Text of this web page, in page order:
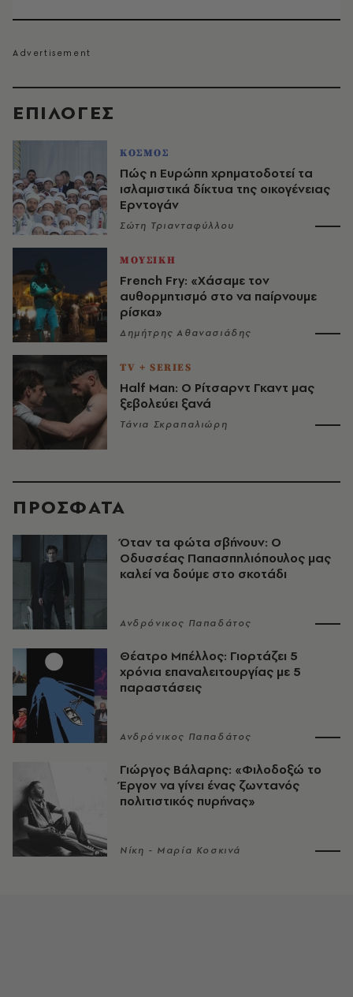
EΠΙΛΟΓΈΣ
ΚΟΣΜΟΣ
Πώς η Ευρώπη χρηματοδοτεί τα
ισλαμιστικά δίκτυα της οικογένειας
Ερντογάν
Σώτη Τριανταφύλλου
ΜΟΥΣΙΚΗ
French Fry: «Χάσαμε τον
αυθορμητισμό στο να παίρνουμε
ρίσκα»
Δημήτρης Αθανασιάδης
TV + SERIES
Half Man: Ο Ρίτσαρντ Γκαντ μας
ξεβολεύει ξανά
Τάνια Σκραπαλιώρη
ΠΡΟΣΦΑΤΑ
Όταν τα φώτα σβήνουν: Ο
Οδυσσέας Παπασπηλιόπουλος μας
καλεί να δούμε στο σκοτάδι
Ανδρόνικος Παπαδάτος
Θέατρο Μπέλλος: Γιορτάζει 5
χρόνια επαναλειτουργίας με 5
παραστάσεις
Ανδρόνικος Παπαδάτος
Γιώργος Βάλαρης: «Φιλοδοξώ το
Έργον να γίνει ένας ζωντανός
πολιτιστικός πυρήνας»
Νίκη - Μαρία Κοσκινά